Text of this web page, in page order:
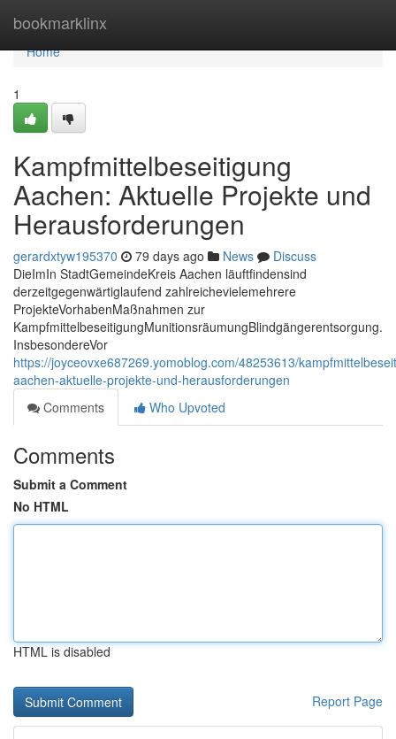
bookmarklinx
Home
Home
1
Kampfmittelbeseitigung
Aachen: Aktuelle Projekte und
Herausforderungen
gerardxtyw195370 79 days ago News
Discuss
DieImIn StadtGemeindeKreis Aachen läuftfindensind
derzeitgegenwärtiglaufend zahlreichevielemehrere
ProjekteVorhabenMaßnahmen zur
KampfmittelbeseitigungMunitionsräumungBlindgängerentsorgung.
InsbesondereVor
https://joyceovxe687269.yomoblog.com/48253613/
aachen-aktuelle-projekte-und-herausforderungen
Comments
Who Upvoted
Comments
Submit a Comment
No HTML
HTML is disabled
Report Page